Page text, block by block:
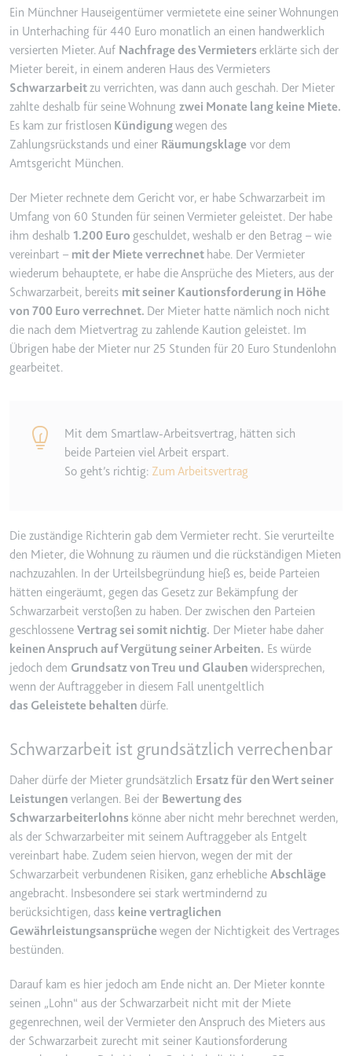
Zweck:
Wird verwendet, um Daten zu
Google Analytics über das Gerät
und das Verhalten des Besuchers
zu senden. Erfasst den Besucher
über Geräte und Marketingkanäle
hinweg.
Ablauf:
2 Jahre
Typ:
_ga_#
Anbieter:
smartlaw.de
Zweck:
Wird verwendet, um Daten zu
Google Analytics über das Gerät
und das Verhalten des Besuchers
zu senden. Erfasst den Besucher
über Geräte und Marketingkanäle
hinweg.
Ablauf:
_gcl_au
Anbieter:
smartlaw.de
zu messen, indem Daten über die
Conversion-Rate der Anzeigen der
Website über mehrere Websites
hinweg gesammelt werden.
Ablauf:
3 Monate
Typ:
HTTP-Cookie
_gcl_ls
Anbieter:
www.googletagmanager.com
zwischen dem Nutzer und den
Dies dient der Optimierung der
Relevanz der Werbung auf der
Website.
Ablauf:
Beständig
Typ:
HTML Local Storage
__Secure-ROLLOUT_TOKEN
Interaktion der Nutzer mit
eingebetteten Inhalten zu
verfolgen.
Ablauf:
180 Tage
YouTube-Videos zu schätzen.
Ablauf:
Typ:
HTTP-Cookie
YSC
Anbieter:
youtube.com
Zweck:
Registriert eine eindeutige ID, um
YouTube, die der Benutzer
gesehen hat, zu behalten.
Ablauf:
Sitzung
Typ:
HTTP-Cookie
Ein Münchner Hauseigentümer vermietete eine seiner Wohnungen
in Unterhaching für 440 Euro monatlich an einen handwerklich
versierten Mieter. Auf Nachfrage des Vermieters erklärte sich der
Mieter bereit, in einem anderen Haus des Vermieters
Schwarzarbeitzu verrichten, was dann auch geschah. Der Mieter
zahlte deshalb für seine Wohnung zwei Monate lang keine Miete.
Es kam zur fristlosen Kündigungwegen des
Zahlungsrückstands und einer Räumungsklage vor dem
Amtsgericht München.
Der Mieter rechnete dem Gericht vor, er habe Schwarzarbeit im
Umfang von 60 Stunden für seinen Vermieter geleistet. Der habe
ihm deshalb 1.200 Euro geschuldet, weshalb er den Betrag – wie
vereinbart – mit der Miete verrechnet habe. Der Vermieter
wiederum behauptete, er habe die Ansprüche des Mieters, aus der
Schwarzarbeit, bereits mit seiner Kautionsforderung in Höhe
von 700 Euro verrechnet. Der Mieter hatte nämlich noch nicht
die nach dem Mietvertrag zu zahlende Kaution geleistet. Im
Übrigen habe der Mieter nur 25 Stunden für 20 Euro Stundenlohn
gearbeitet.
Mit dem Smartlaw-Arbeitsvertrag, hätten sich
beide Parteien viel Arbeit erspart.
So geht’s richtig: Zum Arbeitsvertrag
Die zuständige Richterin gab dem Vermieter recht. Sie verurteilte
den Mieter, die Wohnung zu räumen und die rückständigen Mieten
nachzuzahlen. In der Urteilsbegründung hieß es, beide Parteien
hätten eingeräumt, gegen das Gesetz zur Bekämpfung der
Schwarzarbeit verstoßen zu haben. Der zwischen den Parteien
geschlossene Vertrag sei somit nichtig. Der Mieter habe daher
keinen Anspruch auf Vergütung seiner Arbeiten. Es würde
jedoch dem Grundsatz von Treu und Glauben widersprechen,
wenn der Auftraggeber in diesem Fall unentgeltlich
das Geleistete behalten dürfe.
Schwarzarbeit ist grundsätzlich verrechenbar
Daher dürfe der Mieter grundsätzlich Ersatz für den Wert seiner
Leistungen verlangen. Bei der Bewertung des
Schwarzarbeiterlohns könne aber nicht mehr berechnet werden,
als der Schwarzarbeiter mit seinem Auftraggeber als Entgelt
vereinbart habe. Zudem seien hiervon, wegen der mit der
Schwarzarbeit verbundenen Risiken, ganz erhebliche Abschläge
angebracht. Insbesondere sei stark wertmindernd zu
berücksichtigen, dass keine vertraglichen
Gewährleistungsansprüchewegen der Nichtigkeit des Vertrages
bestünden.
Darauf kam es hier jedoch am Ende nicht an. Der Mieter konnte
seinen „Lohn“ aus der Schwarzarbeit nicht mit der Miete
gegenrechnen, weil der Vermieter den Anspruch des Mieters aus
der Schwarzarbeit zurecht mit seiner Kautionsforderung